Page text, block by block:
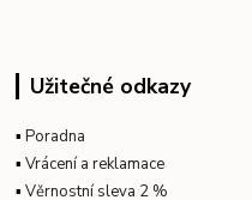
Užitečné odkazy
▪Poradna
▪Vrácení a reklamace
▪Věrnostní sleva 2 %